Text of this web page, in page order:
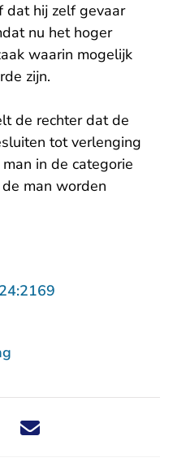
dat hij zelf gevaar
nu het hoger
waarin mogelijk
zijn.
de rechter dat de
tot verlenging
in de categorie
man worden
dit nieuwsbericht via X -
Deel dit nieuwsbericht via
Deel dit nieuwsbericht
Deel dit